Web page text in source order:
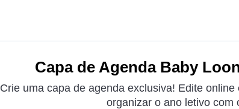
Capa de Agenda Baby
Crie uma capa de agenda exclusiva! Edite
organizar o ano letivo com